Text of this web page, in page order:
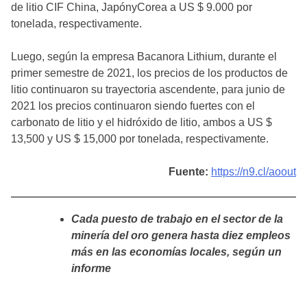
de litio CIF China, JapónyCorea a US $ 9.000 por
tonelada, respectivamente.
Luego, según la empresa Bacanora Lithium, durante el
primer semestre de 2021, los precios de los productos de
litio continuaron su trayectoria ascendente, para junio de
2021 los precios continuaron siendo fuertes con el
carbonato de litio y el hidróxido de litio, ambos a US $
13,500 y US $ 15,000 por tonelada, respectivamente.
Fuente: https://n9.cl/aoout
Cada puesto de trabajo en el sector de la
minería del oro genera hasta diez empleos
más en las economías locales, según un
informe